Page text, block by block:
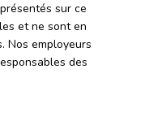
sur ce
et ne sont en
Nos employeurs
des